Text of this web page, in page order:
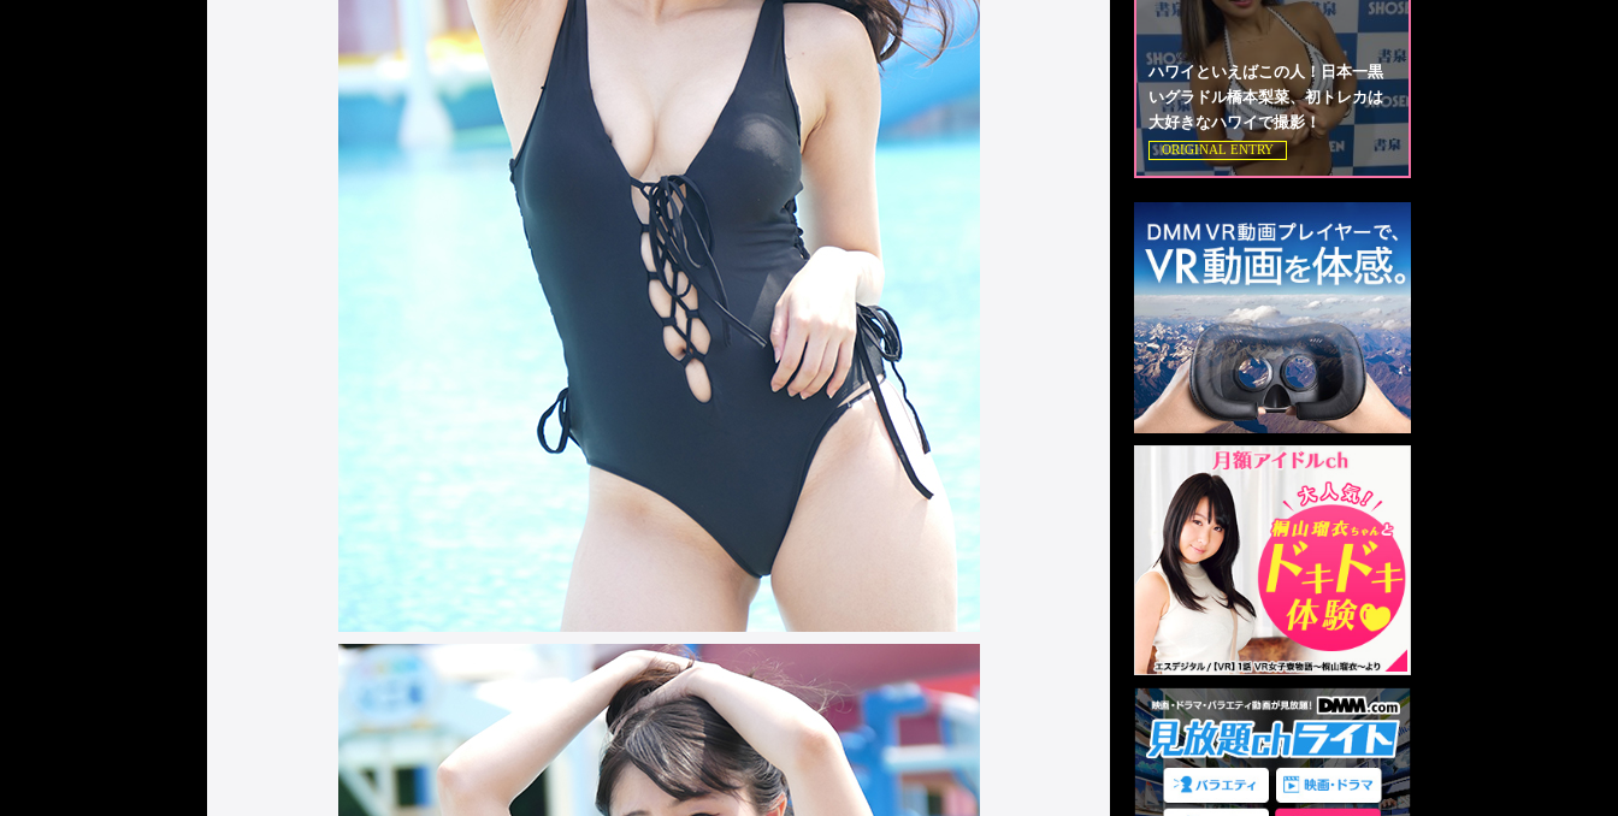
ハワイといえばこの人！日本一黒
いグラドル橋本梨菜、初トレカは
大好きなハワイで撮影！
ORIGINAL ENTRY